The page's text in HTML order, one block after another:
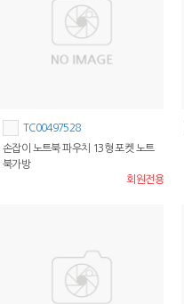
TC00497528
손잡이 노트북 파우치 13형 포켓 노트
북가방
회원전용